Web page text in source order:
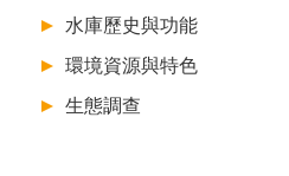
水庫歷史與功能
環境資源與特色
生態調查